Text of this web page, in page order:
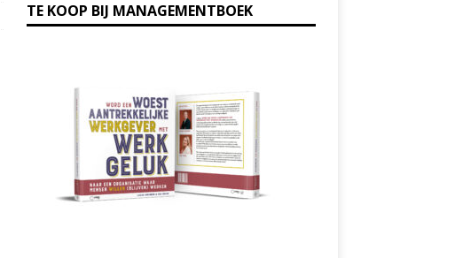
TE KOOP BIJ MANAGEMENTBOEK